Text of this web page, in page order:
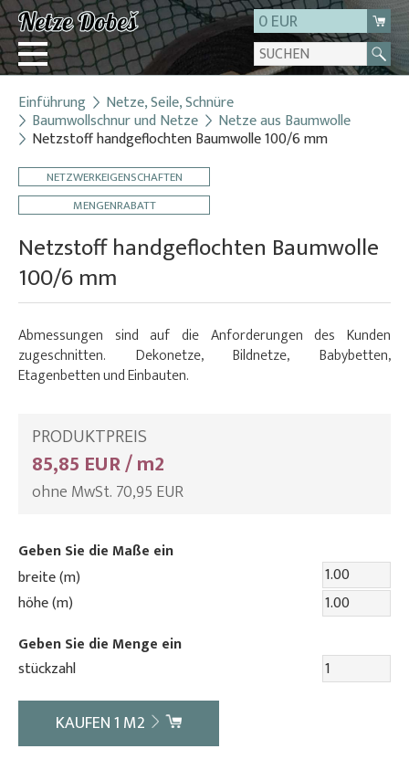
0 EUR
Login
Registrierung
Über uns
Kontakt
Einführung Netze, Seile, Schnüre
Baumwollschnur und Netze Netze aus Baumwolle
Netzstoff handgeflochten Baumwolle 100/6 mm
NETZWERKEIGENSCHAFTEN
MENGENRABATT
Netzstoff handgeflochten Baumwolle
100/6 mm
Abmessungen sind auf die Anforderungen des Kunden
zugeschnitten. Dekonetze, Bildnetze, Babybetten,
Etagenbetten und Einbauten.
PRODUKTPREIS
85,85 EUR / m2
ohne MwSt. 70,95 EUR
Geben Sie die Maße ein
breite (m)
höhe (m)
Geben Sie die Menge ein
stückzahl
KAUFEN1 M2